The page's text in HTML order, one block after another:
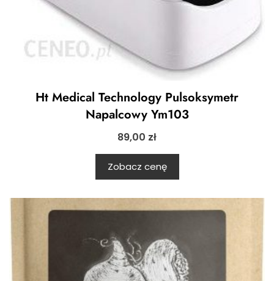
Ht Medical Technology Pulsoksymetr
Napalcowy Ym103
89,00 zł
Zobacz cenę